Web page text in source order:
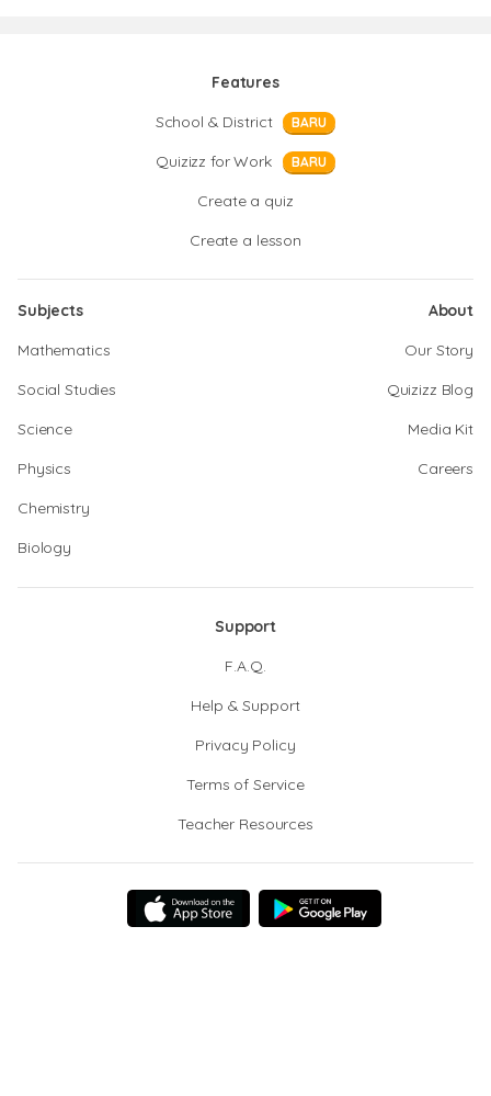
Features
School & District
BARU
Quizizz for Work BARU
Create a quiz
Create a lesson
Subjects
Mathematics
Social Studies
Science
Physics
Chemistry
Biology
About
Our Story
Quizizz Blog
Media Kit
Careers
Support
F.A.Q.
Help & Support
Privacy Policy
Terms of Service
Teacher Resources